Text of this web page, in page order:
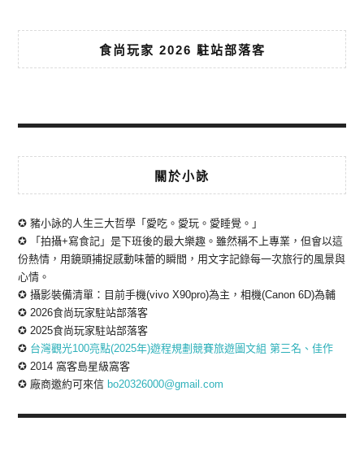
食尚玩家 2026 駐站部落客
關於小詠
✪ 豬小詠的人生三大哲學「愛吃。愛玩。愛睡覺。」
✪ 「拍攝+寫食記」是下班後的最大樂趣。雖然稱不上專業，但會以這
份熱情，用鏡頭捕捉感動味蕾的瞬間，用文字記錄每一次旅行的風景與
心情。
✪ 攝影裝備清單：目前手機(vivo X90pro)為主，相機(Canon 6D)為輔
✪ 2026食尚玩家駐站部落客
✪ 2025食尚玩家駐站部落客
✪ 台灣觀光100亮點(2025年)遊程規劃競賽旅遊圖文組 第三名、佳作
✪ 2014 窩客島星級窩客
✪ 廠商邀約可來信 bo20326000@gmail.com